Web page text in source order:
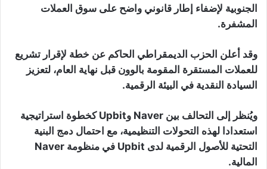
الجنوبية لإضفاء إطار قانوني واضح على سوق العملات
المشفرة.
وقد أعلن الحزب الديمقراطي الحاكم عن خطة لإقرار تشريع
للعملات المستقرة المقومة بالوون قبل نهاية العام، لتعزيز
السيادة النقدية في البيئة الرقمية.
ويُنظر إلى التحالف بين Naver وUpbit كخطوة استراتيجية
استعدادا لهذه التحولات التنظيمية، مع احتمال دمج البنية
التحتية للأصول الرقمية لدى Upbit في منظومة Naver
المالية.